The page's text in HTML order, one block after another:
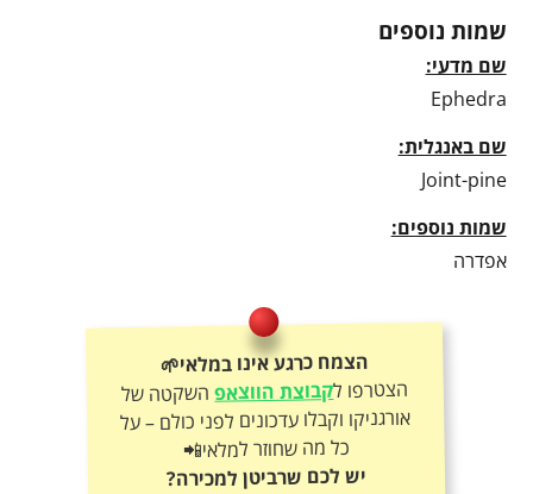
שמות נוספים
שם מדעי:
Ephedra
שם באנגלית:
Joint-pine
שמות נוספים:
אפדרה
הצמח כרגע אינו במלאי🌱
הצטרפו לקבוצת הווצאפהשקטה של
אורגניקו וקבלו עדכונים לפני כולם – על
כל מה שחוזר למלאי📲
יש לכם שרביטן למכירה?